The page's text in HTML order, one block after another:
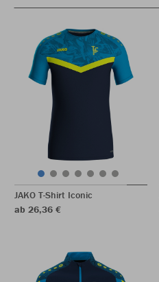
JAKO T-Shirt Iconic
ab 26,36 €